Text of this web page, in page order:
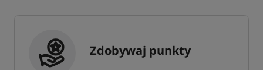
Zdobywaj punkty